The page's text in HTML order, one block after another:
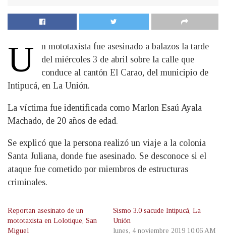
U
n mototaxista fue asesinado a balazos la tarde
del miércoles 3 de abril sobre la calle que
conduce al cantón El Carao, del municipio de
Intipucá, en La Unión.
La víctima fue identificada como Marlon Esaú Ayala
Machado, de 20 años de edad.
Se explicó que la persona realizó un viaje a la colonia
Santa Juliana, donde fue asesinado. Se desconoce si el
ataque fue cometido por miembros de estructuras
criminales.
Reportan asesinato de un
mototaxista en Lolotique, San
Miguel
Sismo 3.0 sacude Intipucá, La
Unión
lunes, 4 noviembre 2019 10:06 AM